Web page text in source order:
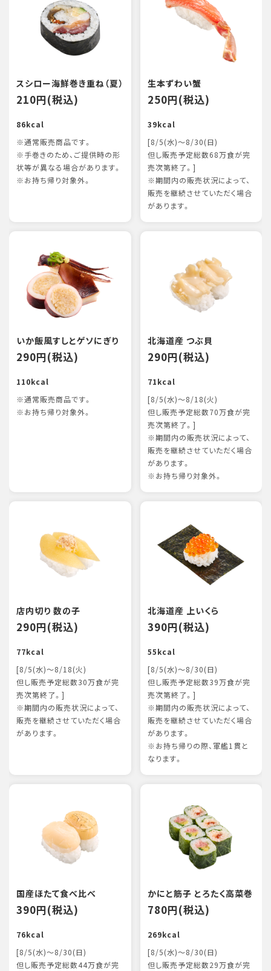
スシロー海鮮巻き重ね（夏）
210円(税込)
86kcal
※通常販売商品です。
※手巻きのため、ご提供時の形
状等が異なる場合があります。
※お持ち帰り対象外。
生本ずわい蟹
250円(税込)
39kcal
[8/5(水)～8/30(日)
但し販売予定総数68万食が完
売次第終了。]
※期間内の販売状況によって、
販売を継続させていただく場合
があります。
いか飯風すしとゲソにぎり
290円(税込)
110kcal
※通常販売商品です。
※お持ち帰り対象外。
北海道産 つぶ貝
290円(税込)
71kcal
[8/5(水)～8/18(火)
但し販売予定総数70万食が完
売次第終了。]
※期間内の販売状況によって、
販売を継続させていただく場合
があります。
※お持ち帰り対象外。
店内切り 数の子
290円(税込)
77kcal
[8/5(水)～8/18(火)
但し販売予定総数30万食が完
売次第終了。]
※期間内の販売状況によって、
販売を継続させていただく場合
があります。
北海道産 上いくら
390円(税込)
55kcal
[8/5(水)～8/30(日)
但し販売予定総数39万食が完
売次第終了。]
※期間内の販売状況によって、
販売を継続させていただく場合
があります。
※お持ち帰りの際、軍艦1貫と
なります。
国産ほたて食べ比べ
390円(税込)
76kcal
[8/5(水)～8/30(日)
但し販売予定総数44万食が完
かにと筋子 とろたく高菜巻
780円(税込)
269kcal
[8/5(水)～8/30(日)
但し販売予定総数29万食が完